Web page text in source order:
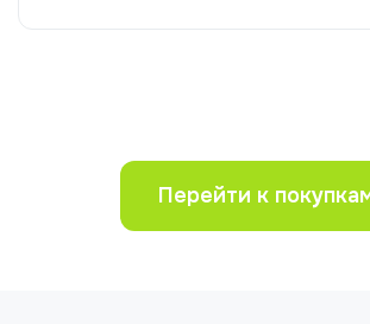
Перейти к